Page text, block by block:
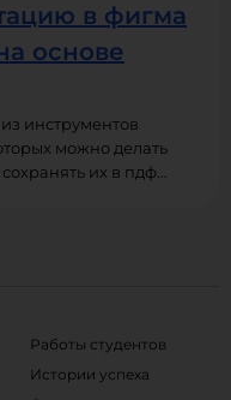
в фигма
основе
инструментов
можно делать
их в пдф
Работы студентов
Истории успеха